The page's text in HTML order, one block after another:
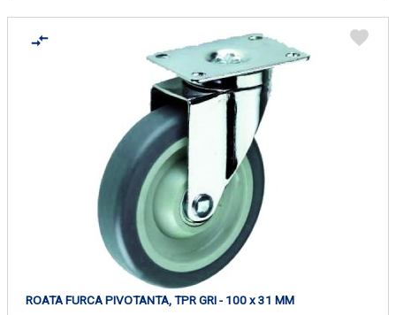
ROATA FURCA PIVOTANTA, TPR GRI - 100 x 31 MM